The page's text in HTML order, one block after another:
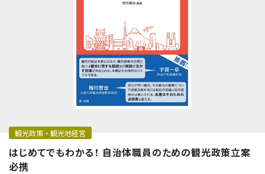
観光政策・観光地経営
はじめてでもわかる！ 自治体職員のための観光政策立案
必携